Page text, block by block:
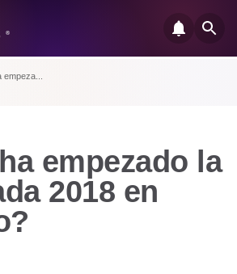
®
empezado la
2018 en